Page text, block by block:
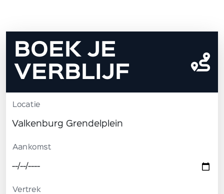
BOEK JE
VERBLIJF
Locatie
Aankomst
Vertrek